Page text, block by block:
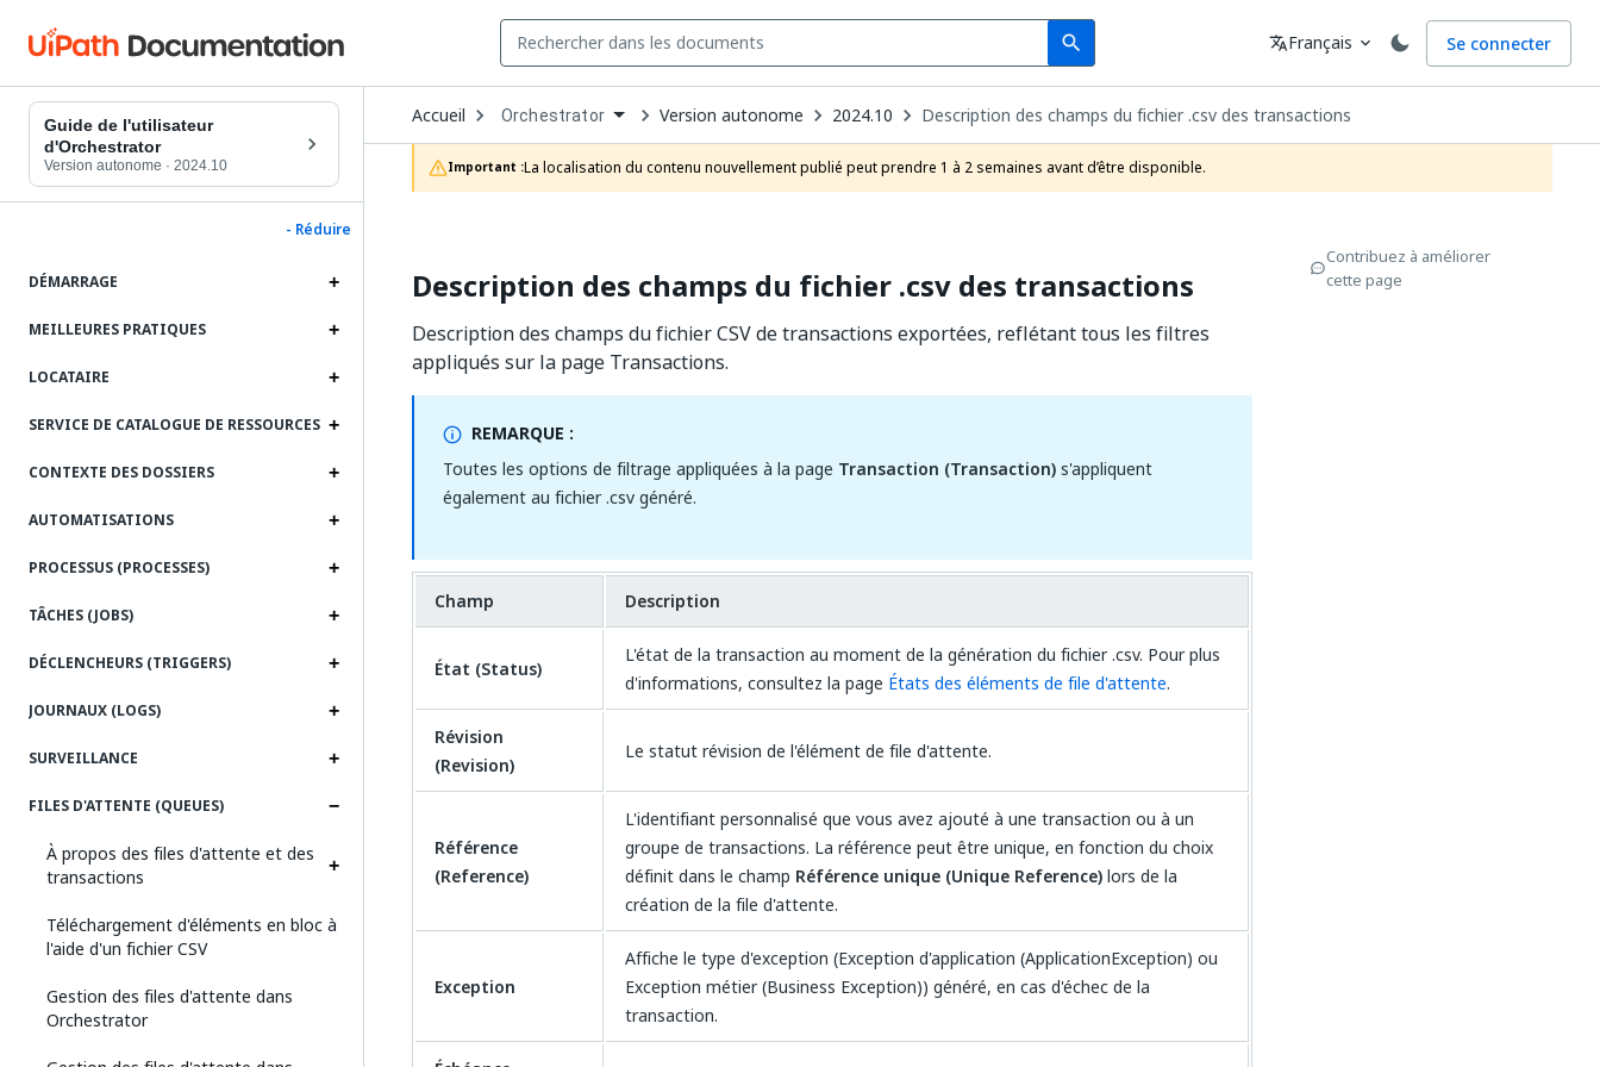
search
Search Langue
translateFrançais expand_more Se connecter
Guide de l'utilisateur
d'Orchestrator
Version autonome · 2024.10
- Réduire
DÉMARRAGE
MEILLEURES PRATIQUES
LOCATAIRE
SERVICE DE CATALOGUE DE RESSOURCES
CONTEXTE DES DOSSIERS
AUTOMATISATIONS
PROCESSUS (PROCESSES)
TÂCHES (JOBS)
DÉCLENCHEURS (TRIGGERS)
JOURNAUX (LOGS)
SURVEILLANCE
FILES D'ATTENTE (QUEUES)
À propos des files d'attente et des
transactions
Téléchargement d'éléments en bloc à
l'aide d'un fichier CSV
Gestion des files d'attente dans
Orchestrator
Accueil Open
Dropdown
to
choose
product
Orchestrator Version autonome 2024.10 Description des champs du fichier .csv des transactions
Important :La localisation du contenu nouvellement publié peut prendre 1 à 2 semaines avant d’être disponible.
Description des champs du fichier .csv des transactions
Description des champs du fichier CSV de transactions exportées, reflétant tous les filtres
appliqués sur la page Transactions.
REMARQUE :
Toutes les options de filtrage appliquées à la page Transaction (Transaction)s'appliquent
également au fichier .csv généré.
Champ Description
État (Status)
L'état de la transaction au moment de la génération du fichier .csv. Pour plus
d'informations, consultez la page États des éléments de file d'attente.
Révision
(Revision)
Le statut révision de l'élément de file d'attente.
Référence
(Reference)
L'identifiant personnalisé que vous avez ajouté à une transaction ou à un
groupe de transactions. La référence peut être unique, en fonction du choix
définit dans le champ Référence unique (Unique Reference)lors de la
création de la file d'attente.
Exception
Affiche le type d'exception (Exception d'application (ApplicationException) ou
Exception métier (Business Exception)) généré, en cas d'échec de la
transaction.
Contribuez à améliorer
cette page